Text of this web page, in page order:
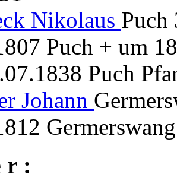
Nikolaus Puch
Puch + um
Puch
Johann
r :